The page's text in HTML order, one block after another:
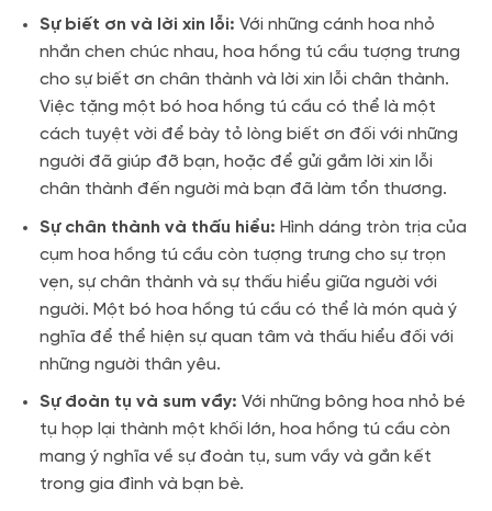
Sự biết ơn và lời xin lỗi: Với những cánh hoa nhỏ
nhắn chen chúc nhau, hoa hồng tú cầu tượng trưng
cho sự biết ơn chân thành và lời xin lỗi chân thành.
Việc tặng một bó hoa hồng tú cầu có thể là một
cách tuyệt vời để bày tỏ lòng biết ơn đối với những
người đã giúp đỡ bạn, hoặc để gửi gắm lời xin lỗi
chân thành đến người mà bạn đã làm tổn thương.
Sự chân thành và thấu hiểu: Hình dáng tròn trịa của
cụm hoa hồng tú cầu còn tượng trưng cho sự trọn
vẹn, sự chân thành và sự thấu hiểu giữa người với
người. Một bó hoa hồng tú cầu có thể là món quà ý
nghĩa để thể hiện sự quan tâm và thấu hiểu đối với
những người thân yêu.
Sự đoàn tụ và sum vầy: Với những bông hoa nhỏ bé
tụ họp lại thành một khối lớn, hoa hồng tú cầu còn
mang ý nghĩa về sự đoàn tụ, sum vầy và gắn kết
trong gia đình và bạn bè.